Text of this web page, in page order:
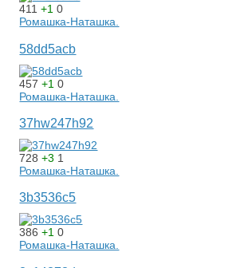
411+10
Ромашка-Наташка.
58dd5acb
457+10
Ромашка-Наташка.
37hw247h92
728+3 1
Ромашка-Наташка.
3b3536c5
386+10
Ромашка-Наташка.